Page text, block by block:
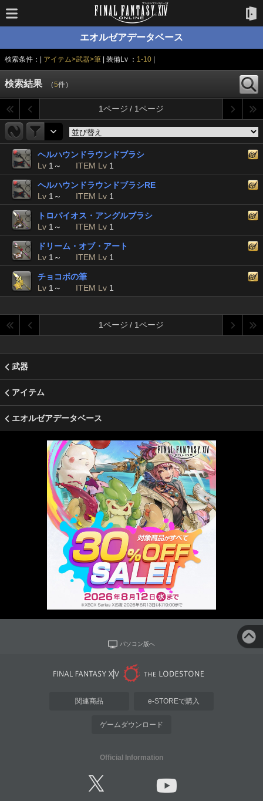
エオルゼアデータベース
検索条件：| アイテム>武器>筆 | 装備Lv ： 1-10|
検索結果 （5件）
1ページ / 1ページ
ヘルハウンドラウンドブラシ
Lv 1～ ITEM Lv 1
ヘルハウンドラウンドブラシRE
Lv 1～ ITEM Lv 1
トロパイオス・アングルブラシ
Lv 1～ ITEM Lv 1
ドリーム・オブ・アート
Lv 1～ ITEM Lv 1
チョコボの筆
Lv 1～ ITEM Lv 1
1ページ / 1ページ
武器
アイテム
エオルゼアデータベース
パソコン版へ
関連商品 e-STOREで購入
ゲームダウンロード
Official Information